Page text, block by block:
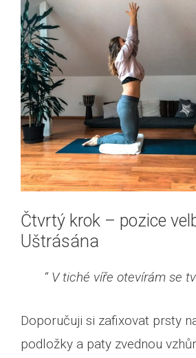
Čtvrtý krok – pozice
Uštrásána
“ V tiché víře otevírám se
Doporučuji si zafixovat prsty
podložky a paty zvednou